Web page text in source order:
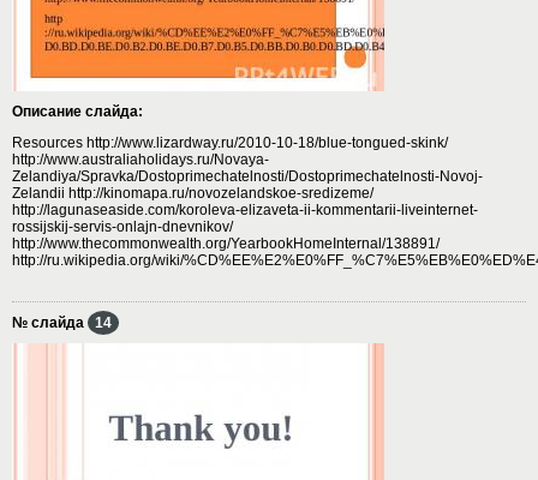
Описание слайда:
Resources http://www.lizardway.ru/2010-10-18/blue-tongued-skink/
http://www.australiaholidays.ru/Novaya-
Zelandiya/Spravka/Dostoprimechatelnosti/Dostoprimechatelnosti-Novoj-
Zelandii http://kinomapa.ru/novozelandskoe-sredizeme/
http://lagunaseaside.com/koroleva-elizaveta-ii-kommentarii-liveinternet-
rossijskij-servis-onlajn-dnevnikov/
http://www.thecommonwealth.org/YearbookHomeInternal/138891/
http://ru.wikipedia.org/wiki/
№ слайда 14